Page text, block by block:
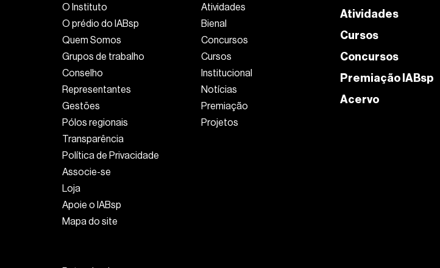
O Instituto
O prédio do IABsp
Quem Somos
Grupos de trabalho
Conselho
Representantes
Gestões
Pólos regionais
Transparência
Política de Privacidade
Associe-se
Loja
Apoie o IABsp
Mapa do site
Atividades
Bienal
Concursos
Cursos
Institucional
Notícias
Premiação
Projetos
Atividades
Cursos
Concursos
Premiação IABsp
Acervo